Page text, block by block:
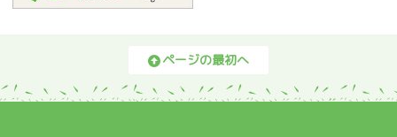
ページの最初へ